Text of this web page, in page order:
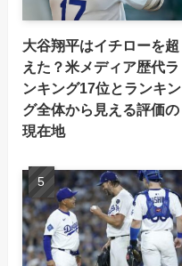
大谷翔平はイチローを超
えた？米メディア歴代ラ
ンキング17位とランキン
グ全体から見える評価の
現在地